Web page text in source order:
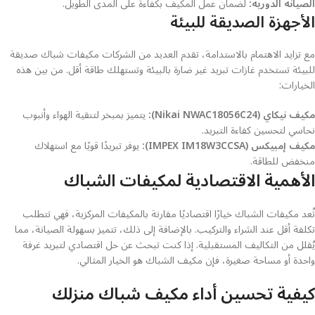
الأجهزة الصديقة للبيئة
مع تزايد الاهتمام بالاستدامة، تقدم العديد من الشركات مكيفات شباك صديقة
للبيئة تستخدم غازات تبريد غير ضارة بالبيئة وتستهلك طاقة أقل. من بين هذه
الخيارات:
مكيف نيكاي (Nikai NWAC18056C24):
يتميز بمبخر لتنقية الهواء وأنبوب
نحاسي لتحسين كفاءة التبريد.
مكيف إمبيكس (IMPEX IM18W3CCSA): يوفر تبريدًا قويًا مع استهلاك
منخفض للطاقة.
الأهمية الاقتصادية لمكيفات الشباك
تُعد مكيفات الشباك خيارًا اقتصاديًا مقارنة بالمكيفات المركزية، فهي تتطلب
تكلفة أقل عند الشراء والتركيب. بالإضافة إلى ذلك، تتميز بسهولة الصيانة، مما
يُقلل من التكاليف المستقبلية. إذا كنت تبحث عن حل اقتصادي لتبريد غرفة
واحدة أو مساحة صغيرة، فإن مكيف الشباك هو الخيار المثالي.
كيفية تحسين أداء مكيف شباك منزلك